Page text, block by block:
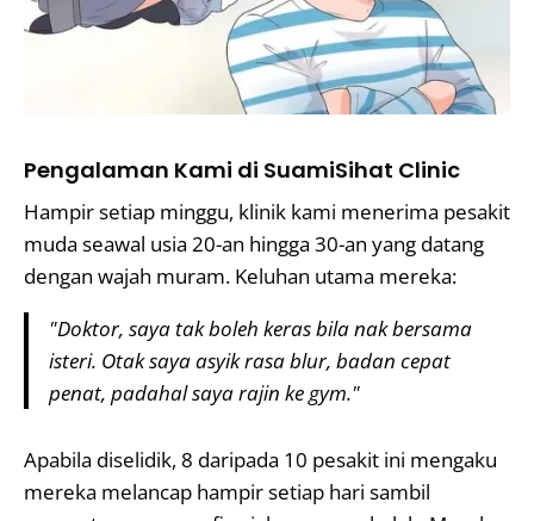
Pengalaman Kami di SuamiSihat Clinic
Hampir setiap minggu, klinik kami menerima pesakit
muda seawal usia 20-an hingga 30-an yang datang
dengan wajah muram. Keluhan utama mereka:
"Doktor, saya tak boleh keras bila nak bersama
isteri. Otak saya asyik rasa blur, badan cepat
penat, padahal saya rajin ke gym."
Apabila diselidik, 8 daripada 10 pesakit ini mengaku
mereka melancap hampir setiap hari sambil